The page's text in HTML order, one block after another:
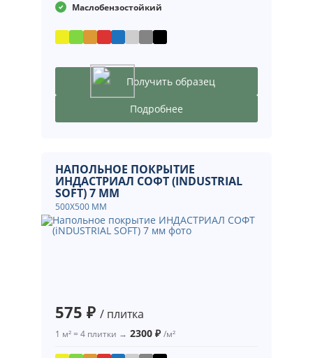
Маслобензостойкий
Получить образец
Подробнее
НАПОЛЬНОЕ ПОКРЫТИЕ
ИНДАСТРИАЛ СОФТ (INDUSTRIAL
SOFT) 7 ММ
500Х500 ММ
575 ₽ / плитка
1 м² = 4 плитки → 2300 ₽ /м²